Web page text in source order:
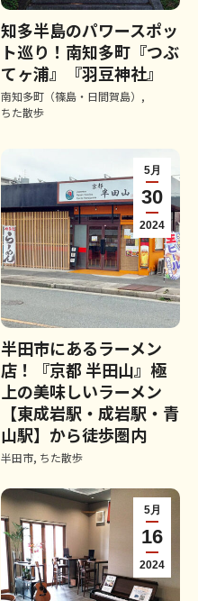
知多半島のパワースポッ
ト巡り！南知多町『つぶ
てヶ浦』『羽豆神社』
南知多町（篠島・日間賀島） ,
ちた散歩
5月
30
2024
半田市にあるラーメン
店！『京都 半田山』極
上の美味しいラーメン
【東成岩駅・成岩駅・青
山駅】から徒歩圏内
半田市, ちた散歩
5月
16
2024